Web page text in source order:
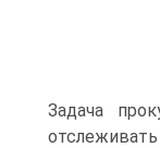
Задача